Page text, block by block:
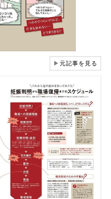
▶元記事を見る